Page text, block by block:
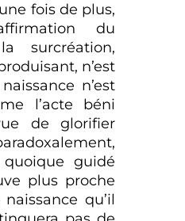
fois de plus,
du
surcréation,
n’est
n’est
l’acte béni
de glorifier
quoique guidé
plus proche
qu’il